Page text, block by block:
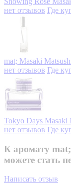
нет отзывов Где
mat; Masaki
нет отзывов Где
Tokyo Days Masaki
нет отзывов Где
К аромату
можете стать
Написать отзыв